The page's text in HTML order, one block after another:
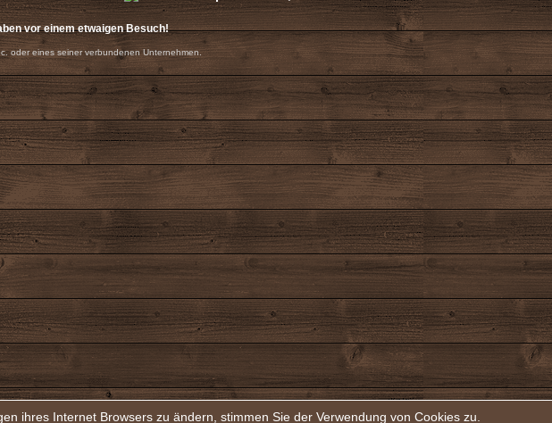
vor einem etwaigen Besuch!
oder eines seiner verbundenen Unternehmen.
ihres Internet Browsers zu ändern, stimmen Sie der Verwendung von Cookies zu.